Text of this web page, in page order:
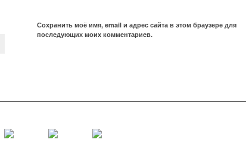
Сохранить моё имя, email и адрес сайта в этом браузере для
последующих моих комментариев.